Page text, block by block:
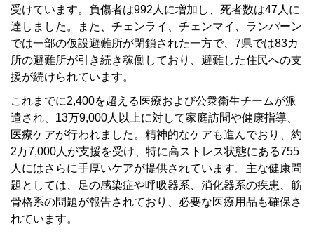
受けています。負傷者は992人に増加し、死者数は47人に
達しました。また、チェンライ、チェンマイ、ランパーン
では一部の仮設避難所が閉鎖された一方で、7県では83カ
所の避難所が引き続き稼働しており、避難した住民への支
援が続けられています。
これまでに2,400を超える医療および公衆衛生チームが派
遣され、13万9,000人以上に対して家庭訪問や健康指導、
医療ケアが行われました。精神的なケアも進んでおり、約
2万7,000人が支援を受け、特に高ストレス状態にある755
人にはさらに手厚いケアが提供されています。主な健康問
題としては、足の感染症や呼吸器系、消化器系の疾患、筋
骨格系の問題が報告されており、必要な医療用品も確保さ
れています。